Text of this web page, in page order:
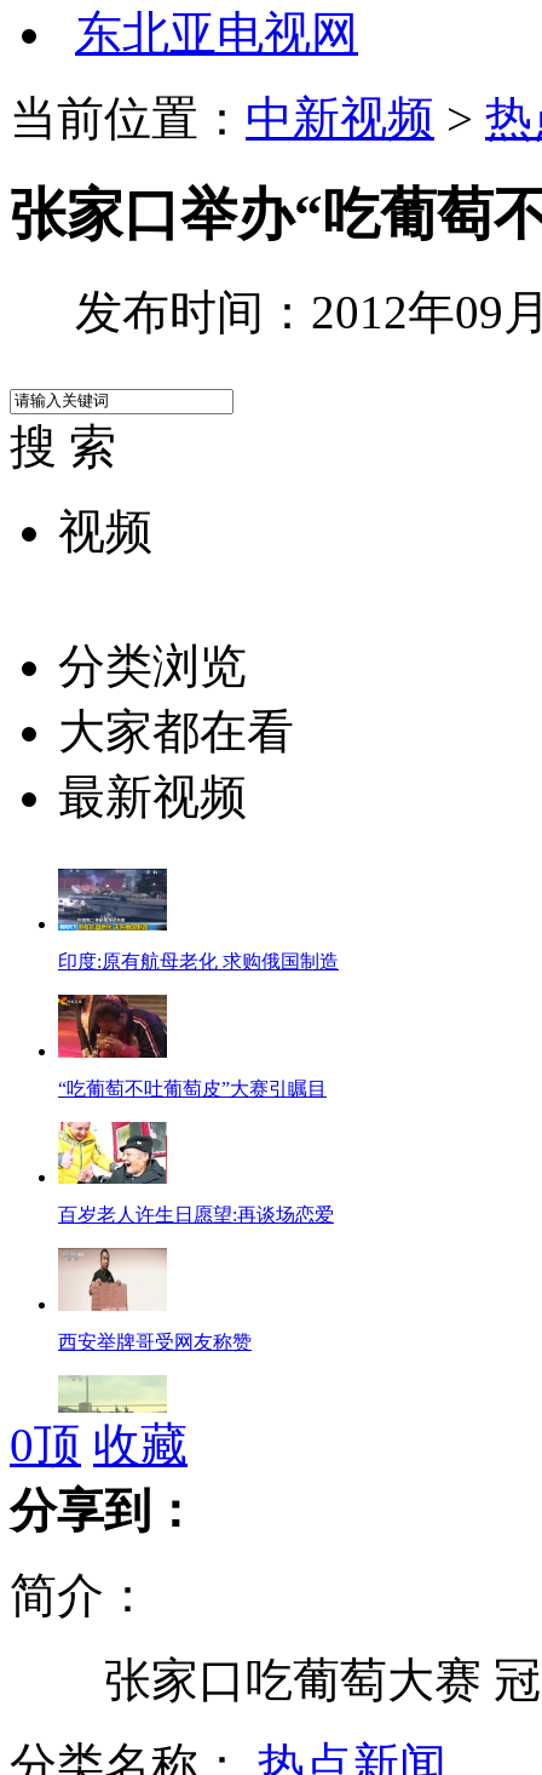
东北亚电视网
当前位置： 中新视频 >
张家口举办“吃葡萄
发布时间：2012年09
搜 索
视频
分类浏览
大家都在看
最新视频
印度:原有航母老化 求购俄国制造
“吃葡萄不吐葡萄皮”大赛引瞩目
百岁老人许生日愿望:再谈场恋爱
西安举牌哥受网友称赞
俄日将举行联合防海盗演习
我国三维雷电探测网覆盖钓鱼岛
0顶 收藏
分享到：
简介：
张家口吃葡萄大赛 冠
分类名称： 热点新闻